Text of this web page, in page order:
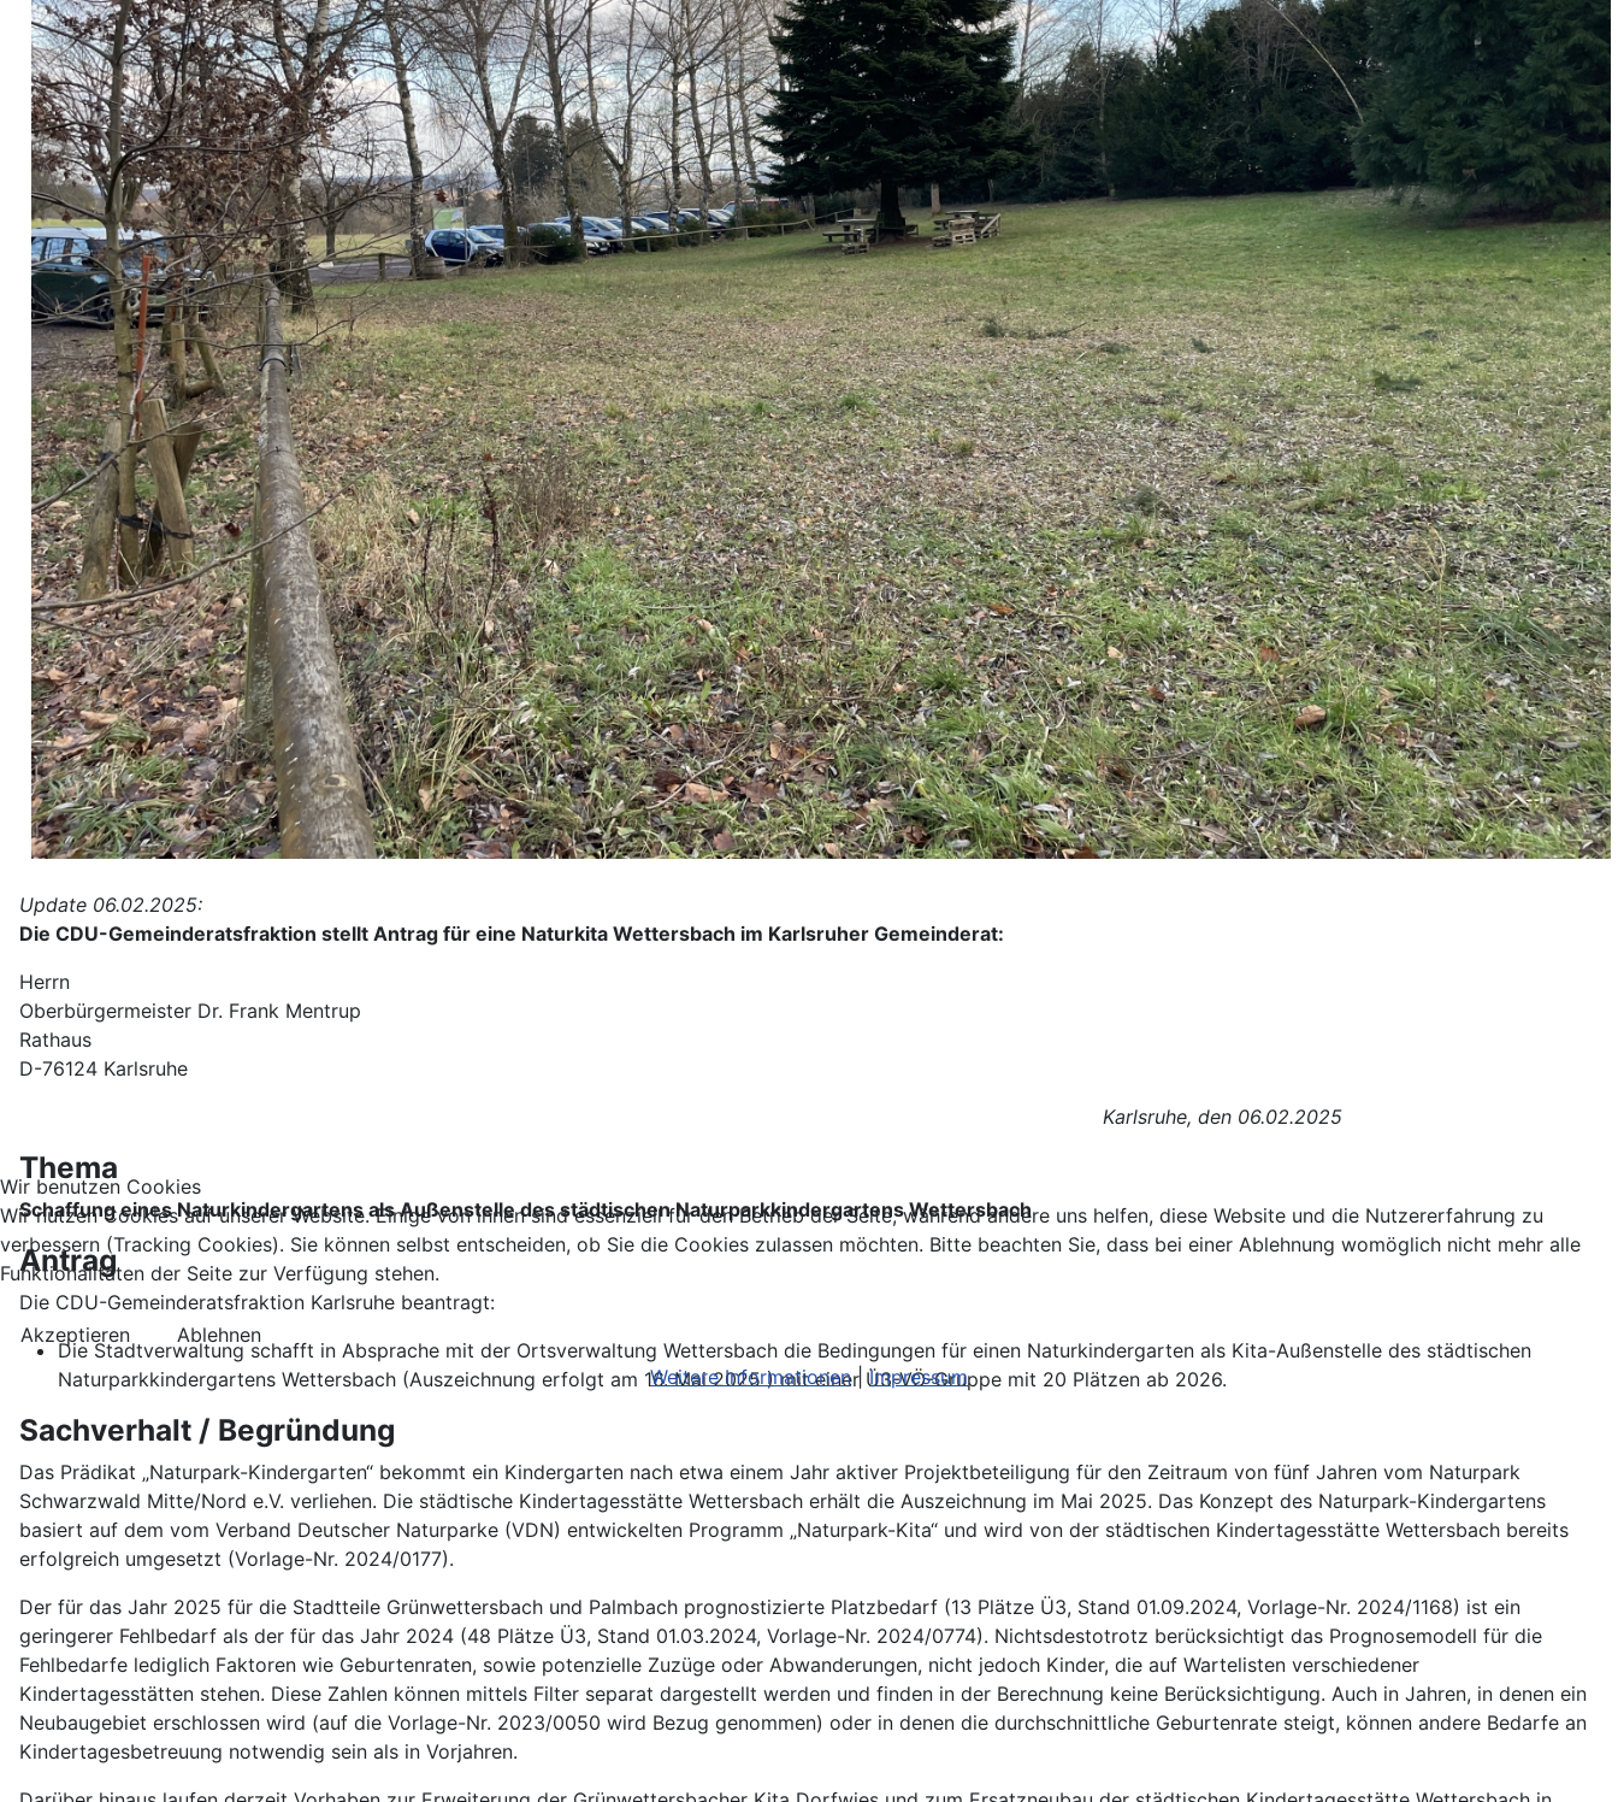
Update 06.02.2025:
Die CDU-Gemeinderatsfraktion stellt Antrag für eine Naturkita Wettersbach im Karlsruher Gemeinderat:
Herrn
Oberbürgermeister Dr. Frank Mentrup
Rathaus
D-76124 Karlsruhe
Karlsruhe, den 06.02.2025
Thema
Schaffung eines Naturkindergartens als Außenstelle des städtischen Naturparkkindergartens Wettersbach
Antrag
Die CDU-Gemeinderatsfraktion Karlsruhe beantragt:
Die Stadtverwaltung schafft in Absprache mit der Ortsverwaltung Wettersbach die Bedingungen für einen Naturkindergarten als Kita-Außenstelle des städtischen
Naturparkkindergartens Wettersbach (Auszeichnung erfolgt am 16. Mai 2025 ) mit einer Ü3-VÖ-Gruppe mit 20 Plätzen ab 2026.
Sachverhalt / Begründung
Das Prädikat „Naturpark-Kindergarten“ bekommt ein Kindergarten nach etwa einem Jahr aktiver Projektbeteiligung für den Zeitraum von fünf Jahren vom Naturpark
Schwarzwald Mitte/Nord e.V. verliehen. Die städtische Kindertagesstätte Wettersbach erhält die Auszeichnung im Mai 2025. Das Konzept des Naturpark-Kindergartens
basiert auf dem vom Verband Deutscher Naturparke (VDN) entwickelten Programm „Naturpark-Kita“ und wird von der städtischen Kindertagesstätte Wettersbach bereits
erfolgreich umgesetzt (Vorlage-Nr. 2024/0177).
Der für das Jahr 2025 für die Stadtteile Grünwettersbach und Palmbach prognostizierte Platzbedarf (13 Plätze Ü3, Stand 01.09.2024, Vorlage-Nr. 2024/1168) ist ein
geringerer Fehlbedarf als der für das Jahr 2024 (48 Plätze Ü3, Stand 01.03.2024, Vorlage-Nr. 2024/0774). Nichtsdestotrotz berücksichtigt das Prognosemodell für die
Fehlbedarfe lediglich Faktoren wie Geburtenraten, sowie potenzielle Zuzüge oder Abwanderungen, nicht jedoch Kinder, die auf Wartelisten verschiedener
Kindertagesstätten stehen. Diese Zahlen können mittels Filter separat dargestellt werden und finden in der Berechnung keine Berücksichtigung. Auch in Jahren, in denen ein
Neubaugebiet erschlossen wird (auf die Vorlage-Nr. 2023/0050 wird Bezug genommen) oder in denen die durchschnittliche Geburtenrate steigt, können andere Bedarfe an
Kindertagesbetreuung notwendig sein als in Vorjahren.
Wir benutzen Cookies
Wir nutzen Cookies auf unserer Website. Einige von ihnen sind essenziell für den Betrieb der Seite, während andere uns helfen, diese Website und die Nutzererfahrung zu
verbessern (Tracking Cookies). Sie können selbst entscheiden, ob Sie die Cookies zulassen möchten. Bitte beachten Sie, dass bei einer Ablehnung womöglich nicht mehr alle
Funktionalitäten der Seite zur Verfügung stehen.
Akzeptieren
Ablehnen
Weitere Informationen|Impressum